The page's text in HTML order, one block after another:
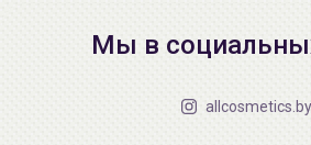
Мы в
allcosmetics.by